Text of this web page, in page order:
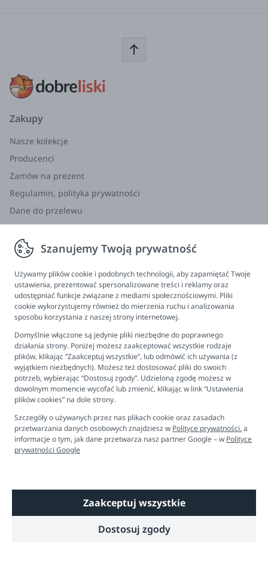
Zakupy
Nasze kolekcje
Producenci
Zamów na prezent
Regulamin, polityka prywatności
Dane do przelewu
Zwroty, wymiana, reklamacja
Informacje
Program lojalnościowy
FAQ - najczęściej zadawane pytania
Newsletter
Ustawienia plików cookies
Biuro obsługi klienta
Pon. - Pt. 9:00 - 16:00
Copyright © 2026 Dobre Liski - Bezpieczne dzieci, spokojne mamy
Szanujemy Twoją prywatność
Używamy plików cookie i podobnych technologii, aby zapamiętać Twoje
ustawienia, prezentować spersonalizowane treści i reklamy oraz
udostępniać funkcje związane z mediami społecznościowymi. Pliki
cookie wykorzystujemy również do mierzenia ruchu i analizowania
sposobu korzystania z naszej strony internetowej.
Domyślnie włączone są jedynie pliki niezbędne do poprawnego
działania strony. Poniżej możesz zaakceptować wszystkie rodzaje
plików, klikając “Zaakceptuj wszystkie”, lub odmówić ich używania (z
wyjątkiem niezbędnych). Możesz też dostosować pliki do swoich
potrzeb, wybierając “Dostosuj zgody”. Udzieloną zgodę możesz w
dowolnym momencie wycofać lub zmienić, klikając w link “Ustawienia
plików cookies” na dole strony.
Szczegóły o używanych przez nas plikach cookie oraz zasadach
przetwarzania danych osobowych znajdziesz w Polityce prywatności.a
informacje o tym, jak dane przetwarza nasz partner Google – w Polityce
prywatności Google
Dostosuj zgody
Zaakceptuj wszystkie